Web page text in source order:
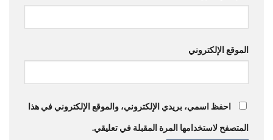
الموقع الإلكتروني
احفظ اسمي، بريدي الإلكتروني، والموقع الإلكتروني في هذا
المتصفح لاستخدامها المرة المقبلة في تعليقي.